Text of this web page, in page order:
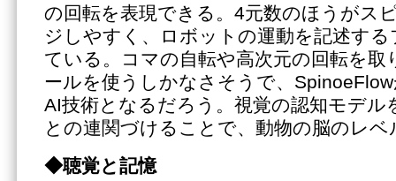
の回転を表現できる。4元数のほうがス
ジしやすく、ロボットの運動を記述す
ている。コマの自転や高次元の回転を
ールを使うしかなさそうで、
AI技術となるだろう。視覚の認知モデル
との連関づけることで、動物の脳のレ
◆聴覚と記憶